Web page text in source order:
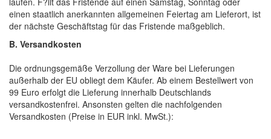
einen staatlich anerkannten allgemeinen Feiertag am Lieferort, ist
der nächste Geschäftstag für das Fristende maßgeblich.
B. Versandkosten
Die ordnungsgemäße Verzollung der Ware bei Lieferungen
außerhalb der EU obliegt dem Käufer. Ab einem Bestellwert von
99 Euro erfolgt die Lieferung innerhalb Deutschlands
versandkostenfrei. Ansonsten gelten die nachfolgenden
Versandkosten (Preise in EUR inkl. MwSt.):